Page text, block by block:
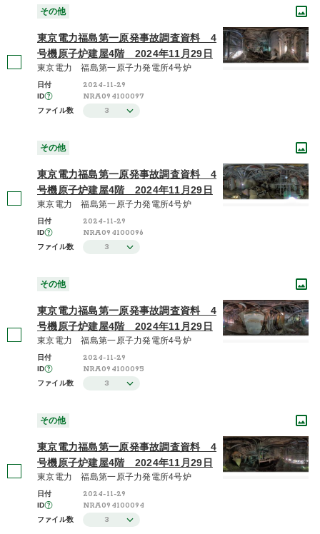
(5)
2015年度 / 平成27年度
(2)
2014年度 / 平成26年度
(29)
その他
東京電力福島第一原発事故調査資料 4
号機原子炉建屋4階 2024年11月29日
東京電力 福島第一原子力発電所4号炉
日付 2024-11-29
ID NRA094100097
ファイル数 3
その他
東京電力福島第一原発事故調査資料 4
号機原子炉建屋4階 2024年11月29日
東京電力 福島第一原子力発電所4号炉
日付 2024-11-29
ID NRA094100096
ファイル数 3
その他
東京電力福島第一原発事故調査資料 4
号機原子炉建屋4階 2024年11月29日
東京電力 福島第一原子力発電所4号炉
日付 2024-11-29
ID NRA094100095
ファイル数 3
その他
東京電力福島第一原発事故調査資料 4
号機原子炉建屋4階 2024年11月29日
東京電力 福島第一原子力発電所4号炉
日付 2024-11-29
ID NRA094100094
ファイル数 3